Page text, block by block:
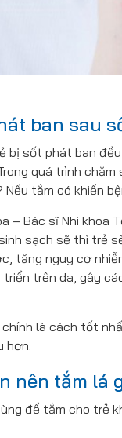
ban sau
bị sốt phát ban
quá trình
Nếu tắm có khiến
– Bác sĩ Nhi
sạch sẽ thì trẻ
tăng nguy cơ
trên da, gây
là cách tốt
hơn.
nên tắm lá
để tắm cho trẻ